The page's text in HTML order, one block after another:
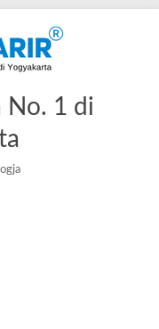
No. 1 di